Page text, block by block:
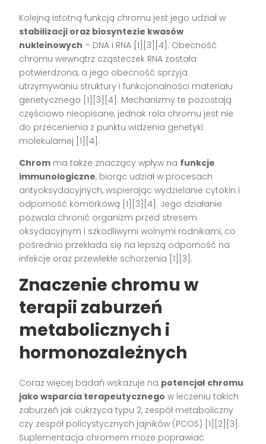
Kolejną istotną funkcją chromu jest jego udział w
stabilizacji oraz biosyntezie kwasów
nukleinowych – DNA i RNA [1][3][4]. Obecność
chromu wewnątrz cząsteczek RNA została
potwierdzona, a jego obecność sprzyja
utrzymywaniu struktury i funkcjonalności materiału
genetycznego [1][3][4]. Mechanizmy te pozostają
częściowo nieopisane, jednak rola chromu jest nie
do przecenienia z punktu widzenia genetyki
molekularnej [1][4].
Chrom ma także znaczący wpływ na funkcje
immunologiczne, biorąc udział w procesach
antyoksydacyjnych, wspierając wydzielanie cytokin i
odporność komórkową [1][3][4]. Jego działanie
pozwala chronić organizm przed stresem
oksydacyjnym i szkodliwymi wolnymi rodnikami, co
pośrednio przekłada się na lepszą odporność na
infekcje oraz przewlekłe schorzenia [1][3].
Znaczenie chromu w
terapii zaburzeń
metabolicznych i
hormonozależnych
Coraz więcej badań wskazuje na potencjał chromu
jako wsparcia terapeutycznego w leczeniu takich
zaburzeń jak cukrzyca typu 2, zespół metaboliczny
czy zespół policystycznych jajników (PCOS) [1][2][3].
Suplementacja chromem może poprawiać